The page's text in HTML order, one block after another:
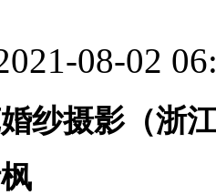
08-02
纱摄影（浙